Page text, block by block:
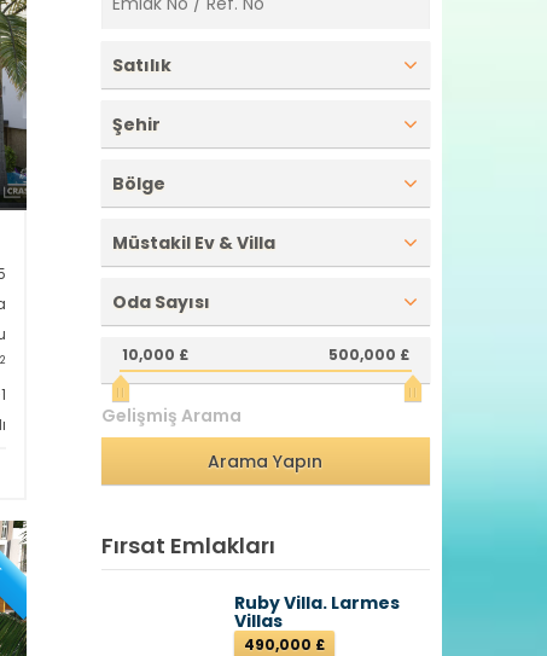
2
Satılık
Şehir
Bölge
Müstakil Ev & Villa
Oda Sayısı
10,000 £ 500,000 £
Gelişmiş Arama
Fırsat Emlakları
Ruby Villa. Larmes
Villas
490,000 £